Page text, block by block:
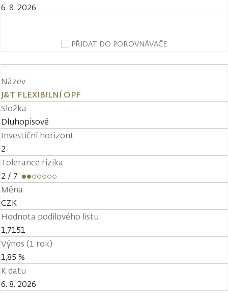
6. 8. 2026
PŘIDAT DO POROVNÁVAČE
Název
J&T FLEXIBILNÍ OPF
Složka
Dluhopisové
Investiční horizont
2
Tolerance rizika
2 / 7
Měna
CZK
Hodnota podílového listu
1,7151
Výnos (1 rok)
1,85 %
K datu
6. 8. 2026